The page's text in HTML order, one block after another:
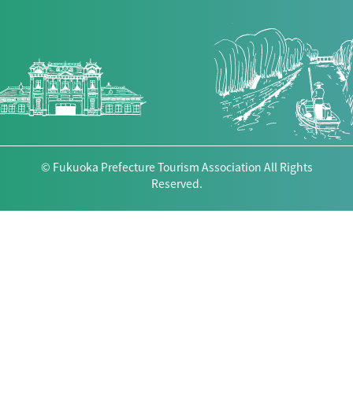
© Fukuoka Prefecture Tourism Association All Rights
Reserved.